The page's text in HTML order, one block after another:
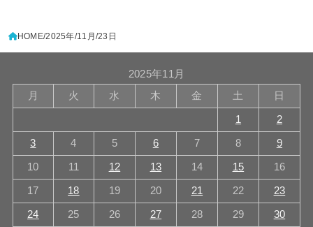
HOME 2025年 11月 23日
2025年11月
月
火 水 木 金 土 日
1 2
3 4 5 6 7 8 9
10 11 12 13 14 15 16
17 18 19 20 21 22 23
24 25 26 27 28 29
30